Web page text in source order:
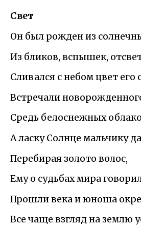
Свет
Он был рожден из
Из бликов, вспышек,
Сливался с небом цвет его
Встречали
Средь белоснежных
А ласку Солнце мальчику
Перебирая золото волос,
Ему о судьбах мира
Прошли века и юноша
Все чаще взгляд на землю